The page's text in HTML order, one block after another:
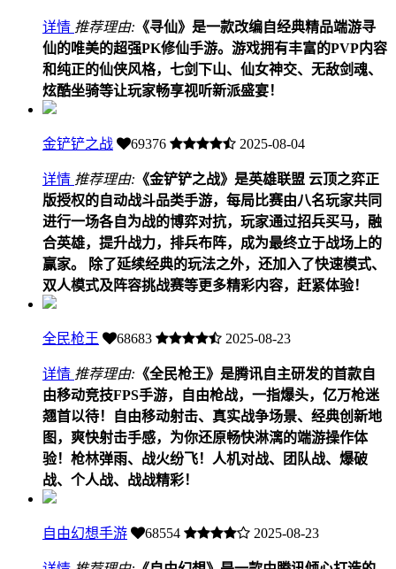
详情 推荐理由: 《寻仙》是一款改编自经典精品端游寻
仙的唯美的超强PK修仙手游。游戏拥有丰富的PVP内容
和纯正的仙侠风格，七剑下山、仙女神交、无敌剑魂、
炫酷坐骑等让玩家畅享视听新派盛宴！
金铲铲之战 69376 2025-08-04
详情 推荐理由: 《金铲铲之战》是英雄联盟 云顶之弈正
版授权的自动战斗品类手游，每局比赛由八名玩家共同
进行一场各自为战的博弈对抗，玩家通过招兵买马，融
合英雄，提升战力，排兵布阵，成为最终立于战场上的
赢家。 除了延续经典的玩法之外，还加入了快速模式、
双人模式及阵容挑战赛等更多精彩内容，赶紧体验！
全民枪王 68683 2025-08-23
详情 推荐理由: 《全民枪王》是腾讯自主研发的首款自
由移动竞技FPS手游，自由枪战，一指爆头，亿万枪迷
翘首以待！自由移动射击、真实战争场景、经典创新地
图，爽快射击手感，为你还原畅快淋漓的端游操作体
验！枪林弹雨、战火纷飞！人机对战、团队战、爆破
战、个人战、战战精彩！
自由幻想手游 68554 2025-08-23